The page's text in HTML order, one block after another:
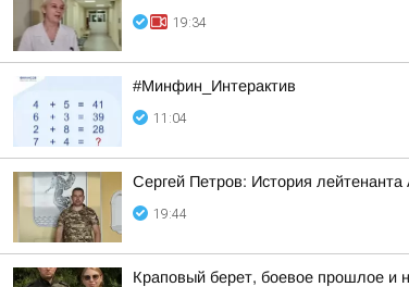
19:34
#Минфин_Интерактив
11:04
Сергей Петров: История
19:44
Краповый берет, боевое прошлое и